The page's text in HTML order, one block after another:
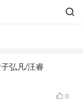

弘凡/汪睿
 0